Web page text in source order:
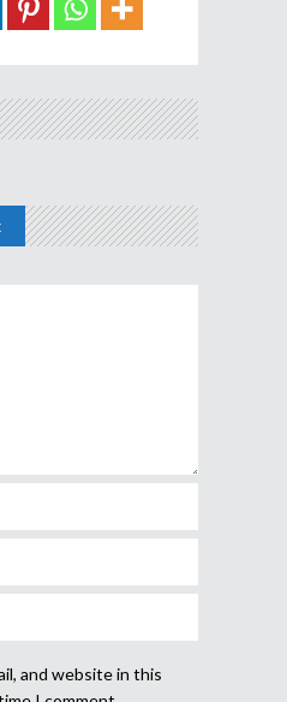
and website in this